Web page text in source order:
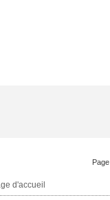
Page
d'accueil